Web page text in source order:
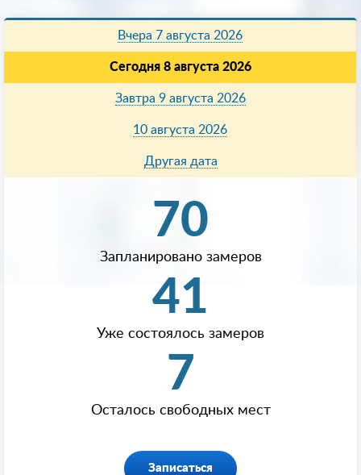
Вчера 7 августа 2026
Сегодня 8 августа 2026
Завтра 9 августа 2026
10 августа 2026
Другая дата
70
Запланировано замеров
41
Уже состоялось замеров
7
Осталось свободных мест
Записаться